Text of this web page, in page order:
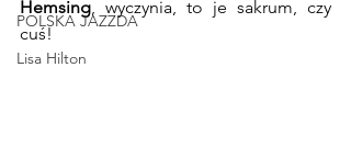
POLSKA JAZZDA
Lisa Hilton
Hemsing, wyczynia, to je sakrum, czy
cuś!